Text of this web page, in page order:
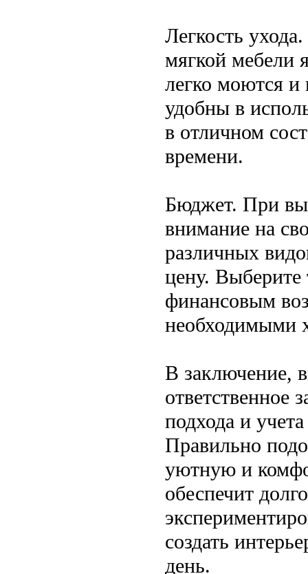
Легкость
мягкой мебели
легко моются и
удобны в
в отличном
времени.
Бюджет. При
внимание на
различных
цену. Выберите
финансовым
необходимыми
В заключение,
ответственное
подхода и
Правильно
уютную и
обеспечит
создать
день.